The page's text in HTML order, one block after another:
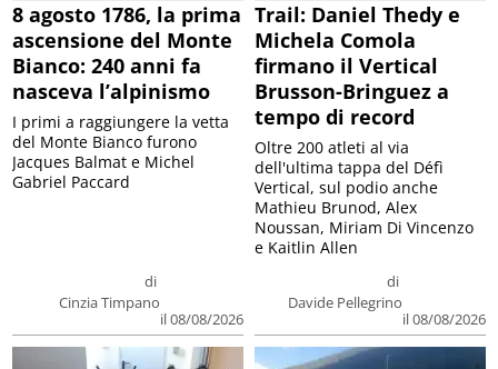
8 agosto 1786, la prima
ascensione del Monte
Bianco: 240 anni fa
nasceva l’alpinismo
di
Cinzia Timpano
il 08/08/2026
I primi a raggiungere la vetta
del Monte Bianco furono
Jacques Balmat e Michel
Gabriel Paccard
Trail: Daniel Thedy e
Michela Comola
firmano il Vertical
Brusson-Bringuez a
tempo di record
di
Davide Pellegrino
il 08/08/2026
Oltre 200 atleti al via
dell'ultima tappa del Défì
Vertical, sul podio anche
Mathieu Brunod, Alex
Noussan, Miriam Di Vincenzo
e Kaitlin Allen